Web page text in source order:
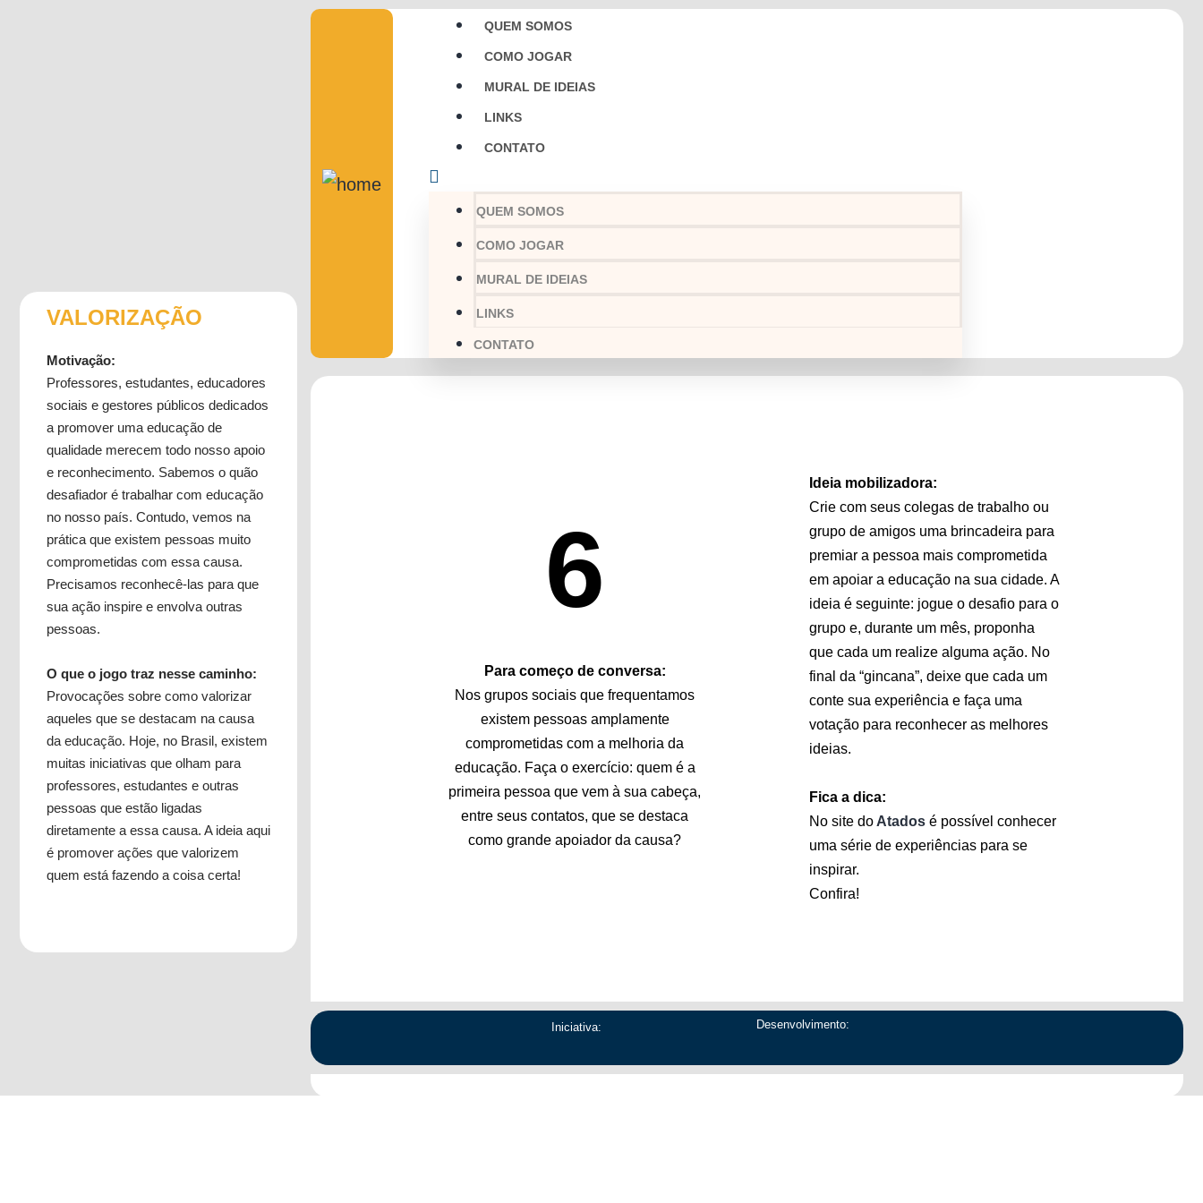
QUEM SOMOS
COMO JOGAR
MURAL DE IDEIAS
LINKS
CONTATO
QUEM SOMOS
COMO JOGAR
MURAL DE IDEIAS
LINKS
CONTATO
VALORIZAÇÃO
Motivação:
Professores, estudantes, educadores
sociais e gestores públicos dedicados
a promover uma educação de
qualidade merecem todo nosso apoio
e reconhecimento. Sabemos o quão
desafiador é trabalhar com educação
no nosso país. Contudo, vemos na
prática que existem pessoas muito
comprometidas com essa causa.
Precisamos reconhecê-las para que
sua ação inspire e envolva outras
pessoas.
O que o jogo traz nesse caminho:
Provocações sobre como valorizar
aqueles que se destacam na causa
da educação. Hoje, no Brasil, existem
muitas iniciativas que olham para
professores, estudantes e outras
pessoas que estão ligadas
diretamente a essa causa. A ideia aqui
é promover ações que valorizem
quem está fazendo a coisa certa!
6
Para começo de conversa:
Nos grupos sociais que frequentamos
existem pessoas amplamente
comprometidas com a melhoria da
educação. Faça o exercício: quem é a
primeira pessoa que vem à sua cabeça,
entre seus contatos, que se destaca
como grande apoiador da causa?
Ideia mobilizadora:
Crie com seus colegas de trabalho ou
grupo de amigos uma brincadeira para
premiar a pessoa mais comprometida
em apoiar a educação na sua cidade. A
ideia é seguinte: jogue o desafio para o
grupo e, durante um mês, proponha
que cada um realize alguma ação. No
final da “gincana”, deixe que cada um
conte sua experiência e faça uma
votação para reconhecer as melhores
ideias.
Fica a dica:
No site do Atadosé possível conhecer
uma série de experiências para se
inspirar.
Confira!
Iniciativa: Desenvolvimento: